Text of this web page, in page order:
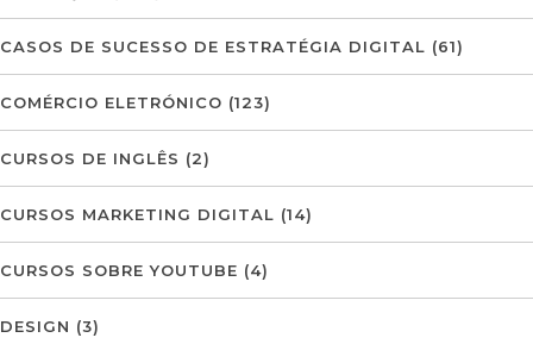
CASOS DE SUCESSO DE ESTRATÉGIA DIGITAL (61)
COMÉRCIO ELETRÓNICO (123)
CURSOS DE INGLÊS (2)
CURSOS MARKETING DIGITAL (14)
CURSOS SOBRE YOUTUBE (4)
DESIGN (3)